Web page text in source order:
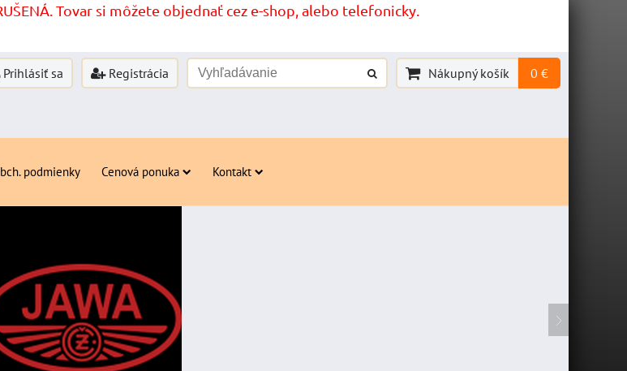
Tovar si môžete objednať cez e-shop, alebo telefonicky.
Prihlásiť sa Registrácia Nákupný košík 0 €
podmienky Cenová ponuka Kontakt